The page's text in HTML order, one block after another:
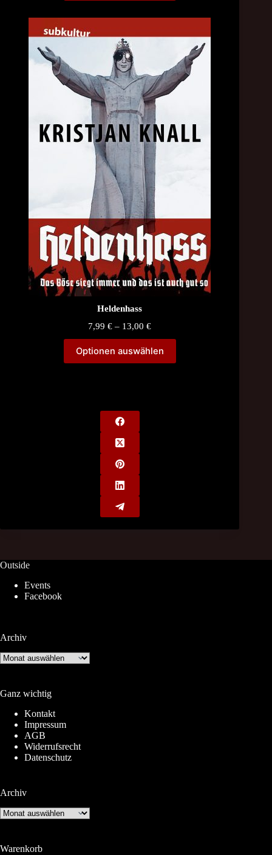
Heldenhass
7,99€ – 13,00€Price
7,99 €
through
Optionen auswählen
Outside
Events
Facebook
Archiv
Archiv
Ganz wichtig
Kontakt
Impressum
AGB
Widerrufsrecht
Datenschutz
Archiv
Archiv
Warenkorb